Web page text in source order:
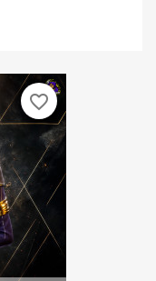
favorite_border